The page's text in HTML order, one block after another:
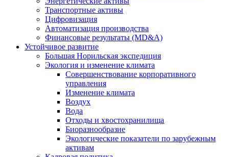
Транспортные активы
Цифровизация
Автоматизация производства
Финансовые результаты (MD&A)
Устойчивое развитие
Большая Норильская экспедиция
Экология и изменение климата
Совершенствование корпоративного
управления
Изменение климата
Воздух
Вода
Отходы и хвостохранилища
Биоразнообразие
Экологические показатели по зарубежным
активам